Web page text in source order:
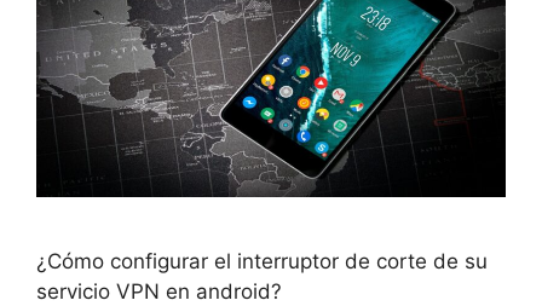
¿Cómo configurar el interruptor de corte de su
servicio VPN en android?